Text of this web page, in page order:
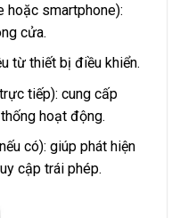
hoặc smartphone):
cửa.
từ thiết bị điều khiển.
tiếp): cung cấp
hoạt động.
có): giúp phát hiện
cập trái phép.